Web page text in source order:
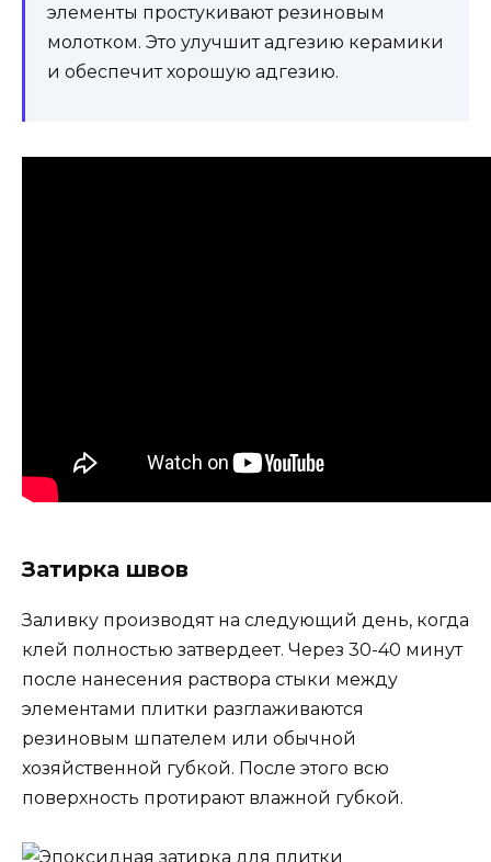
элементы простукивают резиновым
молотком. Это улучшит адгезию керамики
и обеспечит хорошую адгезию.
Затирка швов
Заливку производят на следующий день, когда
клей полностью затвердеет. Через 30-40 минут
после нанесения раствора стыки между
элементами плитки разглаживаются
резиновым шпателем или обычной
хозяйственной губкой. После этого всю
поверхность протирают влажной губкой.